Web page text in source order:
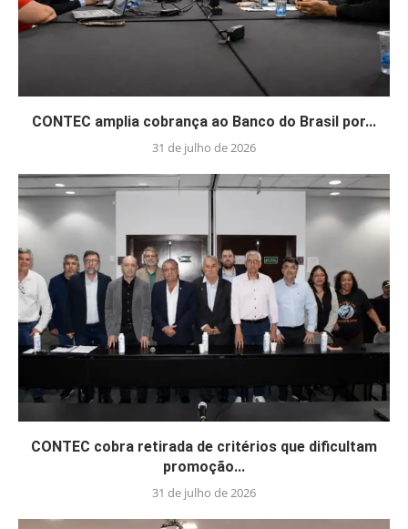
CONTEC amplia cobrança ao Banco do Brasil por...
31 de julho de 2026
CONTEC cobra retirada de critérios que dificultam
promoção...
31 de julho de 2026